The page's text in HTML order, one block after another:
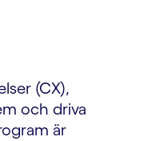
(CX),
och driva
är